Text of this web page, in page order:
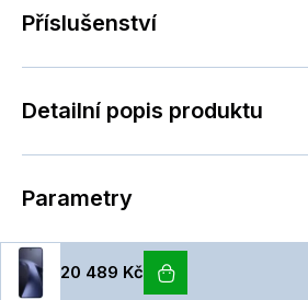
Příslušenství
Detailní popis produktu
Parametry
20 489 Kč